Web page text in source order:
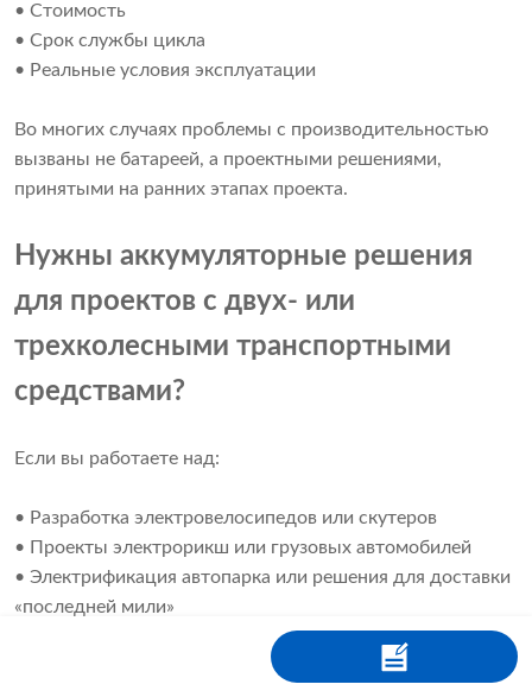
• Стоимость
• Срок службы цикла
• Реальные условия эксплуатации
Во многих случаях проблемы с производительностью
вызваны не батареей, а проектными решениями,
принятыми на ранних этапах проекта.
Нужны аккумуляторные решения
для проектов с двух- или
трехколесными транспортными
средствами?
Если вы работаете над:
• Разработка электровелосипедов или скутеров
• Проекты электрорикш или грузовых автомобилей
• Электрификация автопарка или решения для доставки
«последней мили»
Характеристики батареи зависят не только от веса —